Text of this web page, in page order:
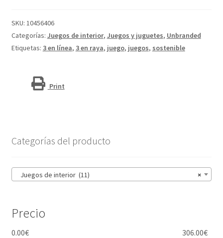
de
madera
"Strobus"
SKU: 10456406
Categorías: Juegos de interior, Juegos y juguetes, Unbranded
Etiquetas: 3 en línea, 3 en raya, juego, juegos, sostenible
Print
Categorías del producto
×
Juegos de interior (11)
Precio
0.00€ 306.00€